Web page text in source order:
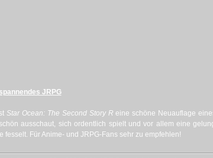
JRPG
Star Ocean: The Second Story R eine schöne Neuauflage
ausschaut, sich ordentlich spielt und vor allem eine
fesselt. Für Anime- und JRPG-Fans sehr zu empfehlen!